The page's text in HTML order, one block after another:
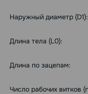
Наружный диаметр (D1):
Длина тела (L0):
Длина по зацепам:
Число рабочих витков